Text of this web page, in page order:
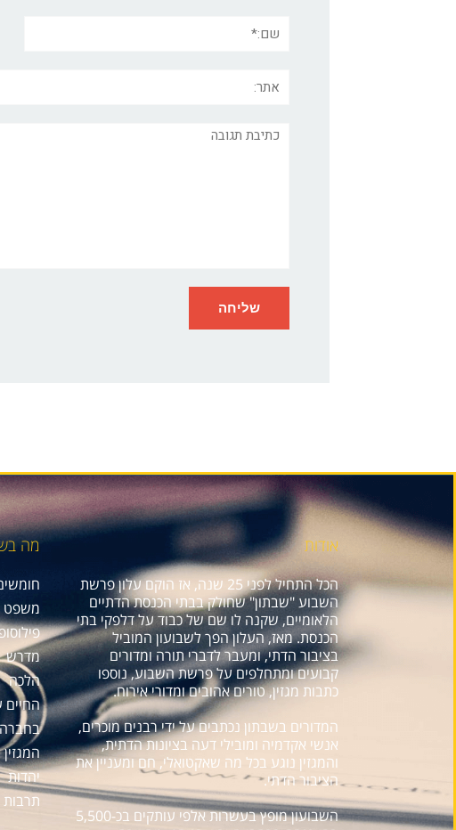
תגובה
אודות
הכל התחיל לפני 25 שנה, אז הוקם עלון פרשת
השבוע "שבתון" שחולק בבתי הכנסת הדתיים
הלאומיים, שקנה לו שם של כבוד על דלפקי בתי
הכנסת. מאז, העלון הפך לשבועון המוביל
בציבור הדתי, ומעבר לדברי תורה ומדורים
קבועים ומתחלפים על פרשת השבוע, נוספו
כתבות מגזין, טורים אהובים ומדורי אירוח.
המדורים בשבתון נכתבים על ידי רבנים מוכרים,
אנשי אקדמיה ומובילי דעה בציונות הדתית,
והמגזין נוגע בכל מה שאקטואלי, חם ומעניין את
הציבור הדתי.
השבועון מופץ בעשרות אלפי עותקים בכ-5,500
מה
משפט
מדרש
הלכה
המגזין
יהדות
תרבות